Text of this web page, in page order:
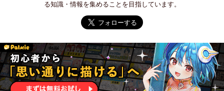
る知識・情報を集めることを目指しています。